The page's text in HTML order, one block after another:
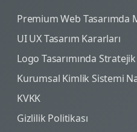
Premium Web Tasarımda
UI UX Tasarım Kararları
Logo Tasarımında
Kurumsal Kimlik Sistemi
KVKK
Gizlilik Politikası